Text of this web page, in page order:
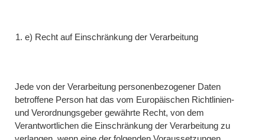
e) Recht auf Einschränkung der Verarbeitung
Jede von der Verarbeitung personenbezogener Daten
betroffene Person hat das vom Europäischen Richtlinien-
und Verordnungsgeber gewährte Recht, von dem
Verantwortlichen die Einschränkung der Verarbeitung zu